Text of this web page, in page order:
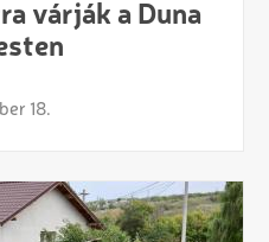
várják a Duna
18.